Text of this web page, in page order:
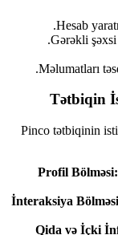
Hesab
Gərəkli
Məlumatları
Pinco tətbiqinin
Profil Bölməsi:
İnteraksiya
Qida və İçki